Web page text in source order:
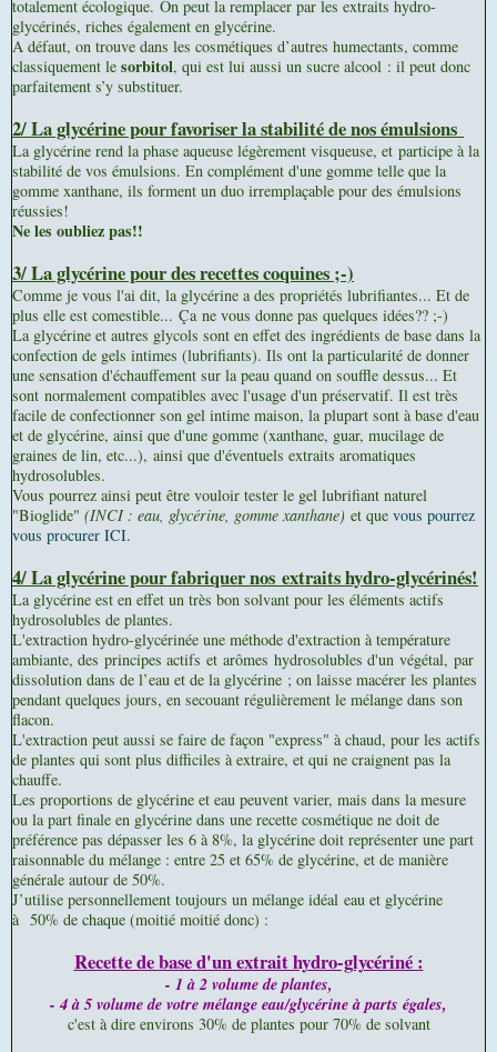
totalement écologique. On peut la remplacer par les extraits hydro-
glycérinés, riches également en glycérine.
A défaut, on trouve dans les cosmétiques d’autres humectants, comme
classiquement le sorbitol, qui est lui aussi un sucre alcool : il peut donc
parfaitement s’y substituer.
2/ La glycérine pourfavoriser la stabilité de nos émulsions
La glycérine rend la phase aqueuse légèrement visqueuse, et participe à la
stabilité de vos émulsions. En complément d'une gomme telle que la
gomme xanthane, ils forment un duo irremplaçable pour des émulsions
réussies!
Ne les oubliez pas!!
3/ La glycérine pour des recettes coquines ;-)
Comme je vous l'ai dit, la glycérine a des propriétés lubrifiantes... Et de
plus elle est comestible... Ça ne vous donne pas quelques idées?? ;-)
La glycérine et autres glycols sont en effet des ingrédients de base dans la
confection de gels intimes (lubrifiants). Ils ont la particularité de donner
une sensation d'échauffement sur la peau quand on souffle dessus... Et
sont normalement compatibles avec l'usage d'un préservatif. Il est très
facile de confectionner son gel intime maison, la plupart sont à base d'eau
et de glycérine, ainsi que d'une gomme (xanthane, guar, mucilage de
graines de lin, etc...), ainsi que d'éventuels extraits aromatiques
hydrosolubles.
Vous pourrez ainsi peut être vouloir tester le gel lubrifiant naturel
"Bioglide" (INCI : eau, glycérine, gomme xanthane) et que vous pourrez
vous procurer ICI.
4/ La glycérine pour fabriquer nos extraits hydro-glycérinés!
La glycérine est en effet un très bon solvant pour les éléments actifs
hydrosolubles de plantes.
L'extraction hydro-glycérinée une méthode d'extraction à température
ambiante, des principes actifs et arômes hydrosolubles d'un végétal, par
dissolution dans de l’eau et de la glycérine ; on laisse macérer les plantes
pendant quelques jours, en secouant régulièrement le mélange dans son
flacon.
L'extraction peut aussi se faire de façon "express" à chaud, pour les actifs
de plantes qui sont plus difficiles à extraire, et qui ne craignent pas la
chauffe.
Les proportions de glycérine et eau peuvent varier, mais dans la mesure
ou la part finale en glycérine dans une recette cosmétique ne doit de
préférence pas dépasser les 6 à 8%, la glycérine doit représenter une part
raisonnable du mélange : entre 25 et 65% de glycérine, et de manière
générale autour de 50%.
J’utilise personnellement toujours un mélange idéal eau et glycérine
à 50% de chaque (moitié moitié donc) :
Recette de base d'un extrait hydro-glycériné :
- 1 à 2 volume de plantes,
- 4 à 5 volume de votre mélange eau/glycérine à parts égales,
c'est à dire environs 30% de plantes pour 70% de solvant